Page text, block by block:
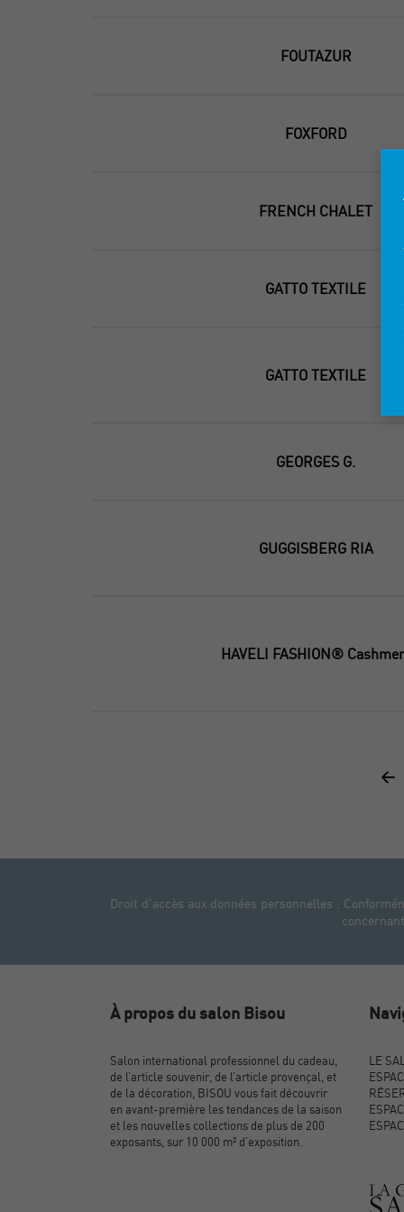
FOUTAZUR
FOXFORD
FRENCH CHALET
GATTO TEXTILE
GATTO TEXTILE
GEORGES G.
GUGGISBERG RIA
HAVELI FASHION®
<
Droit d'accès aux données personnelles :
À propos du salon Bisou
Salon international professionnel du cadeau,
de l’article souvenir, de l’article provençal, et
de la décoration, BISOU vous fait découvrir
en avant-première les tendances de la saison
et les nouvelles collections de plus de 200
exposants, sur 10 000 m² d’exposition.
LE